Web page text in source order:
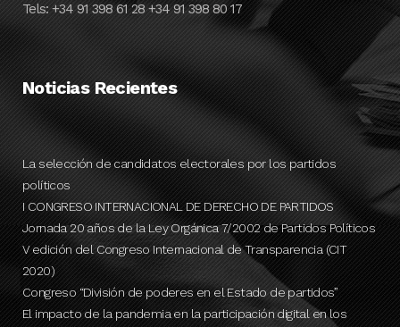
Tels: +34 91 398 61 28 +34 91 398 80 17
Noticias Recientes
La selección de candidatos electorales por los partidos
políticos
I CONGRESO INTERNACIONAL DE DERECHO DE PARTIDOS
Jornada 20 años de la Ley Orgánica 7/2002 de Partidos Políticos
V edición del Congreso Internacional de Transparencia (CIT
2020)
Congreso “División de poderes en el Estado de partidos”
El impacto de la pandemia en la participación digital en los